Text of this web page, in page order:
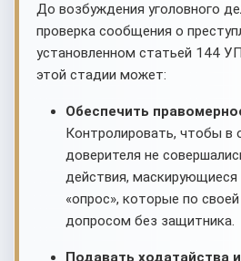
До возбуждения уголовного
проверка сообщения о
установленном статьей 144
этой стадии может:
Обеспечить
Контролировать, чтобы в
доверителя не
действия, маскирующиеся
«опрос», которые по
допросом без защитника.
Подавать ходатайства